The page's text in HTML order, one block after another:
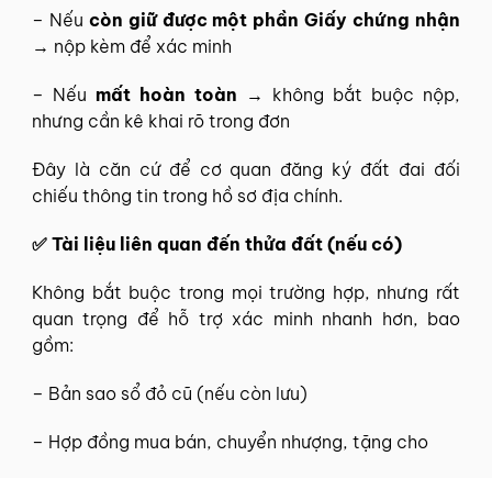
– Nếu còn giữ được một phần Giấy chứng nhận
→ nộp kèm để xác minh
– Nếu mất hoàn toàn → không bắt buộc nộp,
nhưng cần kê khai rõ trong đơn
Đây là căn cứ để cơ quan đăng ký đất đai đối
chiếu thông tin trong hồ sơ địa chính.
✅ Tài liệu liên quan đến thửa đất (nếu có)
Không bắt buộc trong mọi trường hợp, nhưng rất
quan trọng để hỗ trợ xác minh nhanh hơn, bao
gồm:
– Bản sao sổ đỏ cũ (nếu còn lưu)
– Hợp đồng mua bán, chuyển nhượng, tặng cho